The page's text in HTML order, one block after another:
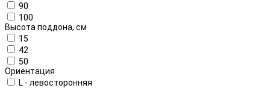
90
100
Высота поддона, см
15
42
50
Ориентация
L - левосторонняя